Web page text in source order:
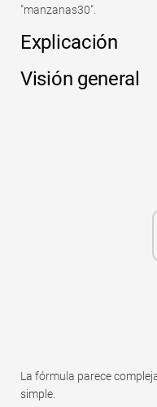
"manzanas30".
Explicación
Visión general
La fórmula parece
simple.